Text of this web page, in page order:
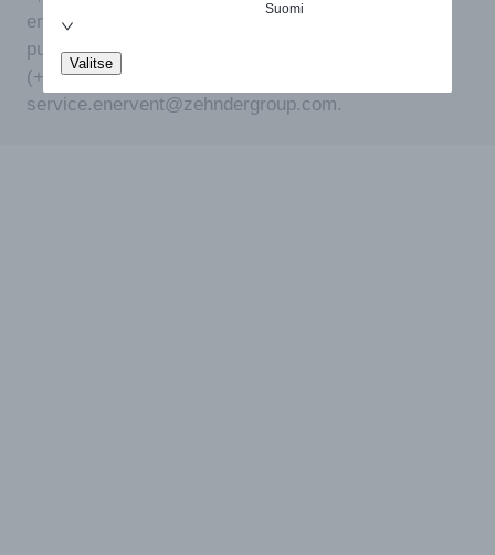
Suomi
Valitse
enervent@zehndergroup.com tai tekniseen tukeen
puh 0600 172 55 puheluiden hinta: 0,25 €
(+pvm/mpm) (arkisin 9-15), sähköposti
service.enervent@zehndergroup.com.